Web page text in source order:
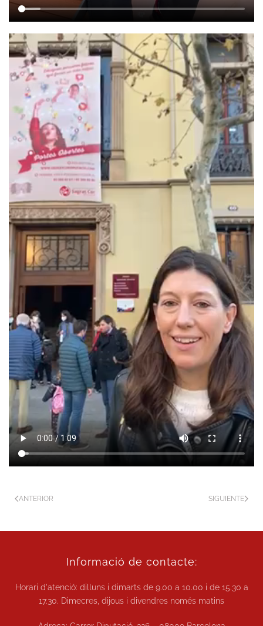
ANTERIOR SIGUIENTE
Informació de contacte:
Horari d'atenció: dilluns i dimarts de9.00 a 10.00 i de 15.30 a
17.30. Dimecres, dijous i divendres només matins